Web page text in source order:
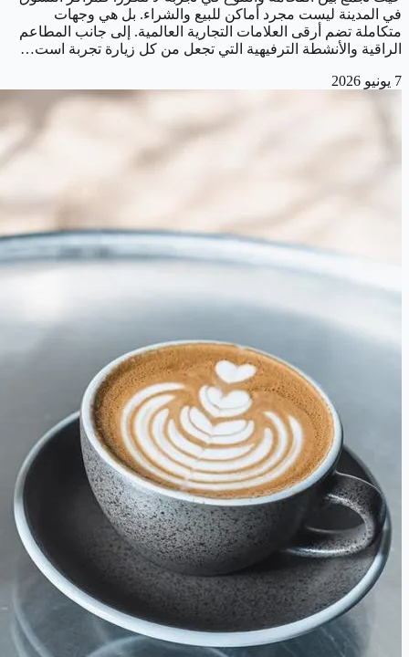
في المدينة ليست مجرد أماكن للبيع والشراء. بل هي وجهات
متكاملة تضم أرقى العلامات التجارية العالمية. إلى جانب المطاعم
الراقية والأنشطة الترفيهية التي تجعل من كل زيارة تجربة است…
7 يونيو 2026